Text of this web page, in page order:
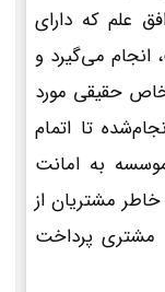
علم که دارای
انجام می‌گیرد و
حقیقی مورد
تا اتمام
به امانت
مشتریان از
مشتری پرداخت